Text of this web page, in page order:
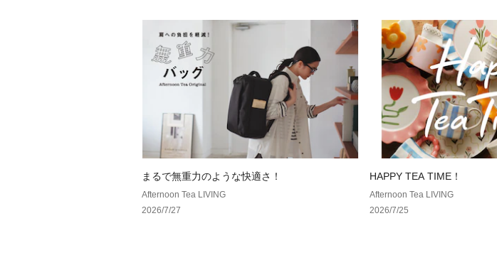
まるで無重力のような快適さ！
Afternoon Tea LIVING
2026/7/27
HAPPY TEA TIME！
Afternoon Tea LIVING
2026/7/25